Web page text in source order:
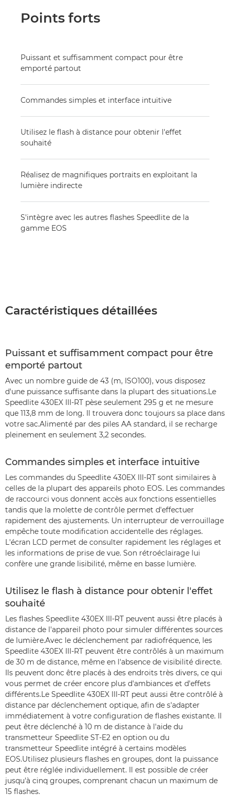
Points forts
Puissant et suffisamment compact pour être
emporté partout
Commandes simples et interface intuitive
Utilisez le flash à distance pour obtenir l'effet
souhaité
Réalisez de magnifiques portraits en exploitant la
lumière indirecte
S'intègre avec les autres flashes Speedlite de la
gamme EOS
Caractéristiques détaillées
Puissant et suffisamment compact pour être
emporté partout
Avec un nombre guide de 43 (m, ISO100), vous disposez
d'une puissance suffisante dans la plupart des situations.Le
Speedlite 430EX III-RT pèse seulement 295 g et ne mesure
que 113,8 mm de long. Il trouvera donc toujours sa place dans
votre sac.Alimenté par des piles AA standard, il se recharge
pleinement en seulement 3,2 secondes.
Commandes simples et interface intuitive
Les commandes du Speedlite 430EX III-RT sont similaires à
celles de la plupart des appareils photo EOS. Les commandes
de raccourci vous donnent accès aux fonctions essentielles
tandis que la molette de contrôle permet d'effectuer
rapidement des ajustements. Un interrupteur de verrouillage
empêche toute modification accidentelle des réglages.
L'écran LCD permet de consulter rapidement les réglages et
les informations de prise de vue. Son rétroéclairage lui
confère une grande lisibilité, même en basse lumière.
Utilisez le flash à distance pour obtenir l'effet
souhaité
Les flashes Speedlite 430EX III-RT peuvent aussi être placés à
distance de l'appareil photo pour simuler différentes sources
de lumière.Avec le déclenchement par radiofréquence, les
Speedlite 430EX III-RT peuvent être contrôlés à un maximum
de 30 m de distance, même en l'absence de visibilité directe.
Ils peuvent donc être placés à des endroits très divers, ce qui
vous permet de créer encore plus d'ambiances et d'effets
différents.Le Speedlite 430EX III-RT peut aussi être contrôlé à
distance par déclenchement optique, afin de s'adapter
immédiatement à votre configuration de flashes existante. Il
peut être déclenché à 10 m de distance à l'aide du
transmetteur Speedlite ST-E2 en option ou du
transmetteur Speedlite intégré à certains modèles
EOS.Utilisez plusieurs flashes en groupes, dont la puissance
peut être réglée individuellement. Il est possible de créer
jusqu'à cinq groupes, comprenant chacun un maximum de
15 flashes.